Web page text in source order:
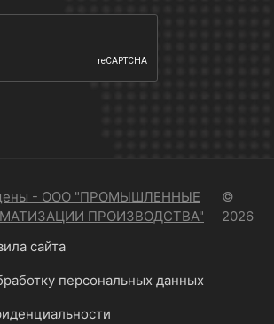
- ООО "ПРОМЫШЛЕННЫЕ
ПРОИЗВОДСТВА"
©
2026
сайта
персональных данных